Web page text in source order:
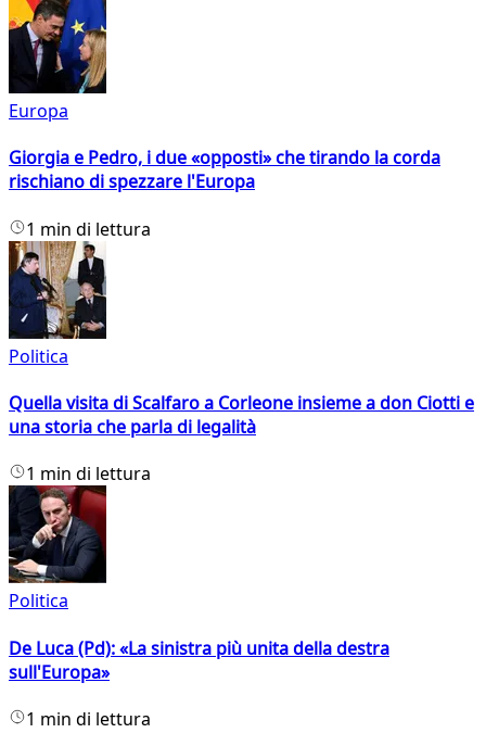
Europa
Giorgia e Pedro, i due «opposti» che tirando la corda
rischiano di spezzare l'Europa
1 min di lettura
Politica
Quella visita di Scalfaro a Corleone insieme a don Ciotti e
una storia che parla di legalità
1 min di lettura
Politica
De Luca (Pd): «La sinistra più unita della destra
sull'Europa»
1 min di lettura